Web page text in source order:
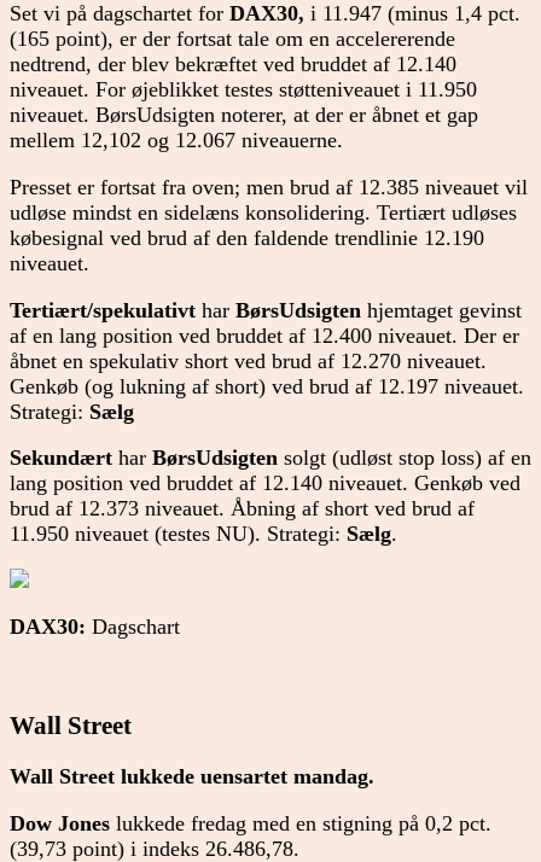
Set vi på dagschartet for DAX30, i 11.947 (minus 1,4 pct.
(165 point), er der fortsat tale om en accelererende
nedtrend, der blev bekræftet ved bruddet af 12.140
niveauet. For øjeblikket testes støtteniveauet i 11.950
niveauet. BørsUdsigten noterer, at der er åbnet et gap
mellem 12,102 og 12.067 niveauerne.
Presset er fortsat fra oven; men brud af 12.385 niveauet vil
udløse mindst en sidelæns konsolidering. Tertiært udløses
købesignal ved brud af den faldende trendlinie 12.190
niveauet.
Tertiært/spekulativt har BørsUdsigten hjemtaget gevinst
af en lang position ved bruddet af 12.400 niveauet. Der er
åbnet en spekulativ short ved brud af 12.270 niveauet.
Genkøb (og lukning af short) ved brud af 12.197 niveauet.
Strategi: Sælg
Sekundært har BørsUdsigten solgt (udløst stop loss) af en
lang position ved bruddet af 12.140 niveauet. Genkøb ved
brud af 12.373 niveauet. Åbning af short ved brud af
11.950 niveauet (testes NU). Strategi: Sælg.
DAX30: Dagschart
Wall Street
Wall Street lukkede uensartet mandag.
Dow Jones lukkede fredag med en stigning på 0,2 pct.
(39,73 point) i indeks 26.486,78.